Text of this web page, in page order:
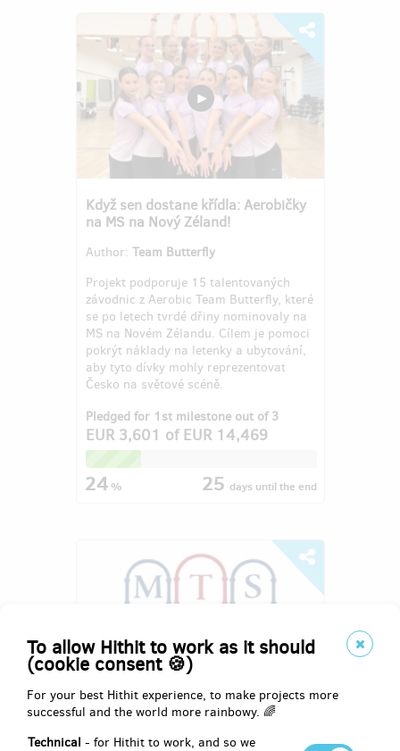
To allow Hithit to work as it should
(cookie consent 🍪)
For your best Hithit experience, to make projects more
successful and the world more rainbowy. 🌈
Technical - for Hithit to work, and so we
Když sen dostane křídla: Aerobičky
na MS na Nový Zéland!
Author: Team Butterfly
Projekt podporuje 15 talentovaných
závodnic z Aerobic Team Butterfly, které
se po letech tvrdé dřiny nominovaly na
MS na Novém Zélandu. Cílem je pomoci
pokrýt náklady na letenky a ubytování,
aby tyto dívky mohly reprezentovat
Česko na světové scéně.
Pledged for 1st milestone out of 3
EUR 3,601 ofEUR 14,469
24% 25 days until the end